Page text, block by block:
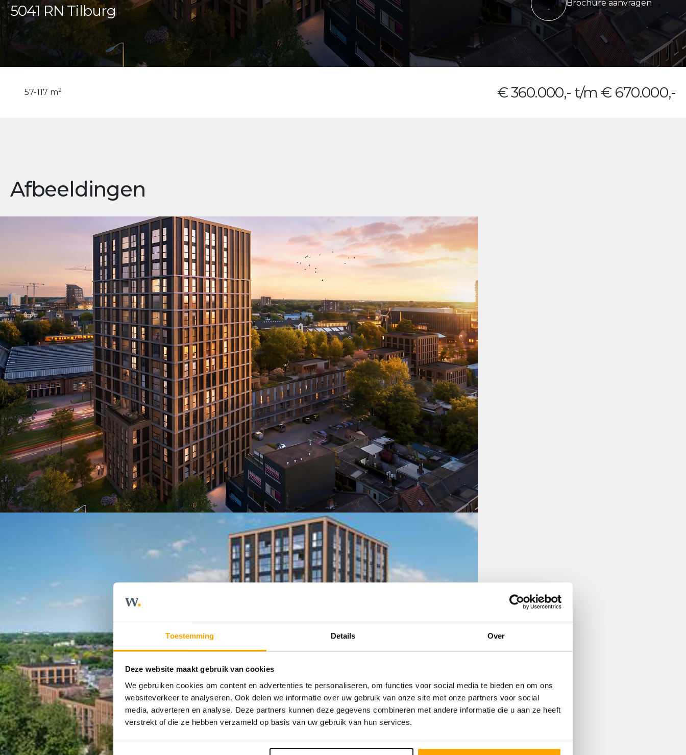
Toestemming Details Over
Deze website maakt gebruik van cookies
We gebruiken cookies om content en advertenties te personaliseren, om functies voor social media te bieden en om ons
websiteverkeer te analyseren. Ook delen we informatie over uw gebruik van onze site met onze partners voor social
media, adverteren en analyse. Deze partners kunnen deze gegevens combineren met andere informatie die u aan ze heeft
verstrekt of die ze hebben verzameld op basis van uw gebruik van hun services.
5041 RN Tilburg Brochure aanvragen
57-117 m2 € 360.000,- t/m € 670.000,-
Afbeeldingen